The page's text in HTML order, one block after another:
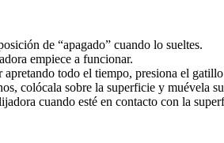
de “apagado” cuando lo sueltes.
empiece a funcionar.
apretando todo el tiempo, presiona el
colócala sobre la superficie y muévela
cuando esté en contacto con la